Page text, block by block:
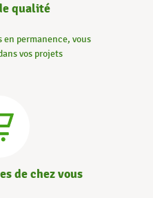
qualité
permanence, vous
vos projets
de chez vous